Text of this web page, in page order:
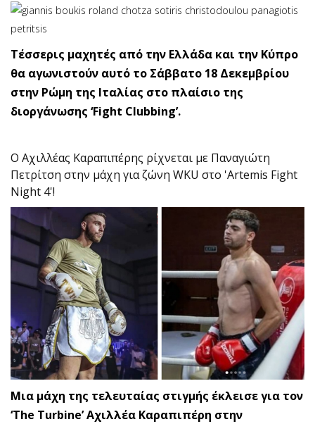
Τέσσερις μαχητές από την Ελλάδα και την Κύπρο
θα αγωνιστούν αυτό το Σάββατο 18 Δεκεμβρίου
στην Ρώμη της Ιταλίας στο πλαίσιο της
διοργάνωσης ‘Fight Clubbing’.
Ο Αχιλλέας Καραπιπέρης ρίχνεται με Παναγιώτη
Πετρίτση στην μάχη για ζώνη WKU στο 'Artemis Fight
Night 4'!
Μια μάχη της τελευταίας στιγμής έκλεισε για τον
‘The Turbine’ Αχιλλέα Καραπιπέρη στην